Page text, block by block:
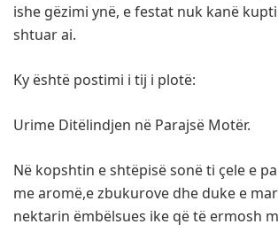
ishe gëzimi ynë, e festat nuk kanë
shtuar ai.
Ky është postimi i tij i plotë:
Urime Ditëlindjen në Parajsë Motër.
Në kopshtin e shtëpisë sonë ti çele e
me aromë,e zbukurove dhe duke e
nektarin ëmbëlsues ike që të ermosh